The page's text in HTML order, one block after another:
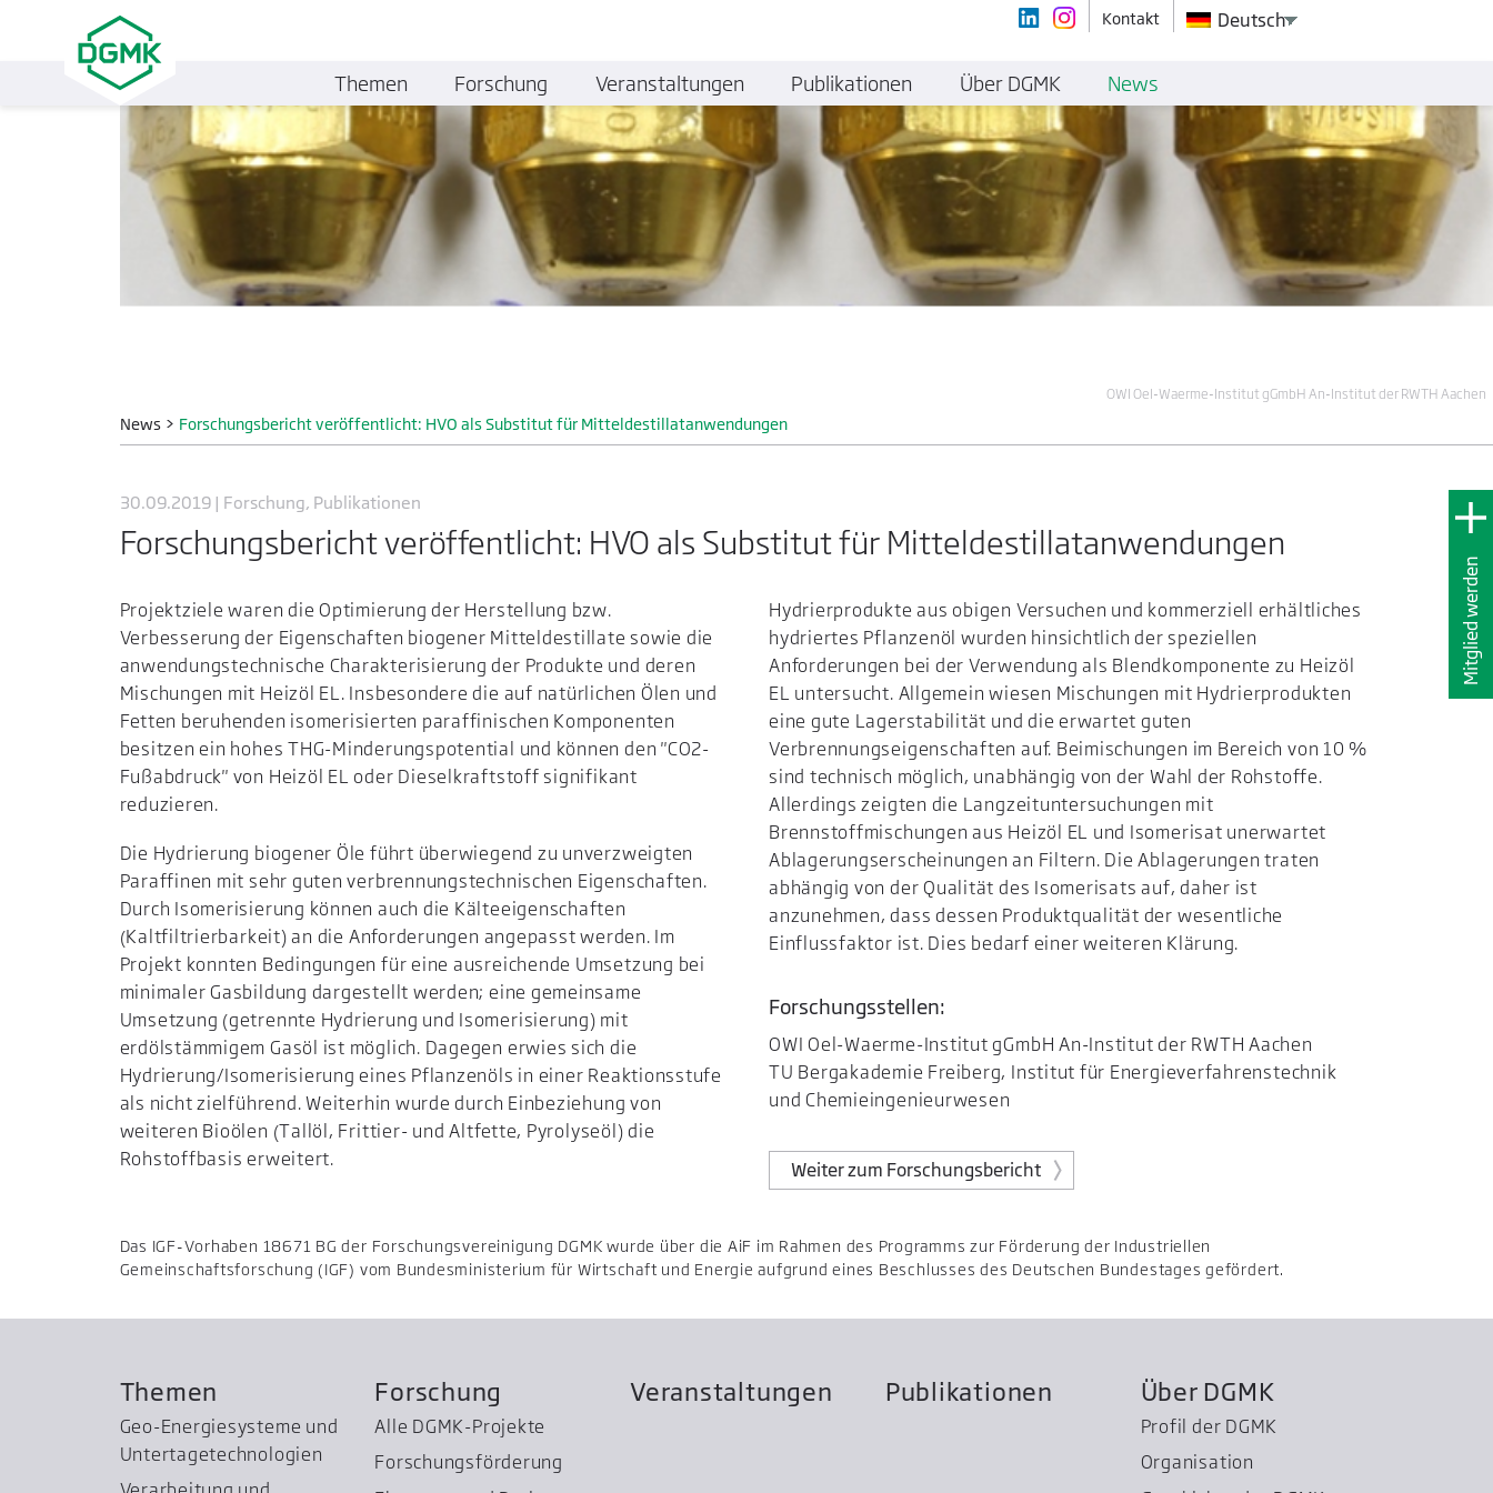
Mitglied werden
OWI Oel-Waerme-Institut gGmbH An-Institut der RWTH Aachen
News> Forschungsbericht veröffentlicht: HVO als Substitut für Mitteldestillat­anwendungen
30.09.2019 | Forschung, Publikationen
Forschungsbericht veröffentlicht: HVO als Substitut für Mitteldestillat­anwendungen
Projektziele waren die Optimierung der Herstellung bzw.
Verbesserung der Eigenschaften biogener Mitteldestillate sowie die
anwendungstechnische Charakterisierung der Produkte und deren
Mischungen mit Heizöl EL. Insbesondere die auf natürlichen Ölen und
Fetten beruhenden isomerisierten paraffinischen Komponenten
besitzen ein hohes THG-Minderungspotential und können den "CO2-
Fußabdruck" von Heizöl EL oder Dieselkraftstoff signifikant
reduzieren.
Die Hydrierung biogener Öle führt überwiegend zu unverzweigten
Paraffinen mit sehr guten verbrennungstechnischen Eigenschaften.
Durch Isomerisierung können auch die Kälteeigenschaften
(Kaltfiltrierbarkeit) an die Anforderungen angepasst werden. Im
Projekt konnten Bedingungen für eine ausreichende Umsetzung bei
minimaler Gasbildung dargestellt werden; eine gemeinsame
Umsetzung (getrennte Hydrierung und Isomerisierung) mit
erdölstämmigem Gasöl ist möglich. Dagegen erwies sich die
Hydrierung/Isomerisierung eines Pflanzenöls in einer Reaktionsstufe
als nicht zielführend. Weiterhin wurde durch Einbeziehung von
weiteren Bioölen (Tallöl, Frittier- und Altfette, Pyrolyseöl) die
Rohstoffbasis erweitert.
Hydrierprodukte aus obigen Versuchen und kommerziell erhältliches
hydriertes Pflanzenöl wurden hinsichtlich der speziellen
Anforderungen bei der Verwendung als Blendkomponente zu Heizöl
EL untersucht. Allgemein wiesen Mischungen mit Hydrierprodukten
eine gute Lagerstabilität und die erwartet guten
Verbrennungseigenschaften auf. Beimischungen im Bereich von 10 %
sind technisch möglich, unabhängig von der Wahl der Rohstoffe.
Allerdings zeigten die Langzeituntersuchungen mit
Brennstoffmischungen aus Heizöl EL und Isomerisat unerwartet
Ablagerungserscheinungen an Filtern. Die Ablagerungen traten
abhängig von der Qualität des Isomerisats auf, daher ist
anzunehmen, dass dessen Produktqualität der wesentliche
Einflussfaktor ist. Dies bedarf einer weiteren Klärung.
Forschungsstellen:
OWI Oel-Waerme-Institut gGmbH An-Institut der RWTH Aachen
TU Bergakademie Freiberg, Institut für Energieverfahrenstechnik
und Chemieingenieurwesen
Weiter zum Forschungsbericht
Das IGF-Vorhaben 18671 BG der Forschungsvereinigung DGMK wurde über die AiF im Rahmen des Programms zur Förderung der Industriellen
Gemeinschaftsforschung (IGF) vom Bundesministerium für Wirtschaft und Energie aufgrund eines Beschlusses des Deutschen Bundestages gefördert.
Themen
Geo-Energiesysteme und
Untertage­technologien
Forschung
Alle DGMK-Projekte
Forschungsförderung
Veranstaltungen Publikationen Über DGMK
Profil der DGMK
Organisation
Kontakt Deutsch
Themen Forschung Veranstaltungen Publikationen Über DGMK News